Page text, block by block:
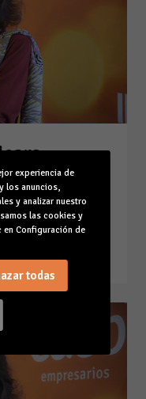
4 de
por la
experiencia de
los anuncios,
y analizar nuestro
las cookies y
Configuración de
todas